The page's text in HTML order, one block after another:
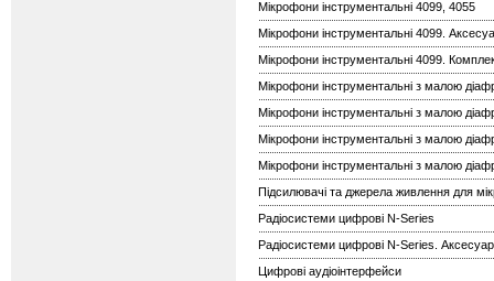
Мікрофони інструментальні 4099, 4055
Мікрофони інструментальні 4099.
Мікрофони інструментальні 4099.
Мікрофони інструментальні з малою
Мікрофони інструментальні з малою
Мікрофони інструментальні з малою
Мікрофони інструментальні з малою
Підсилювачі та джерела живлення для
Радіосистеми цифрові N-Series
Радіосистеми цифрові N-Series.
Цифрові аудіоінтерфейси